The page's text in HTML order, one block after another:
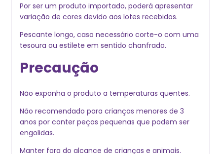
Por ser um produto importado, poderá apresentar
variação de cores devido aos lotes recebidos.
Pescante longo, caso necessário corte-o com uma
tesoura ou estilete em sentido chanfrado.
Precaução
Não exponha o produto a temperaturas quentes.
Não recomendado para crianças menores de 3
anos por conter peças pequenas que podem ser
engolidas.
Manter fora do alcance de crianças e animais.